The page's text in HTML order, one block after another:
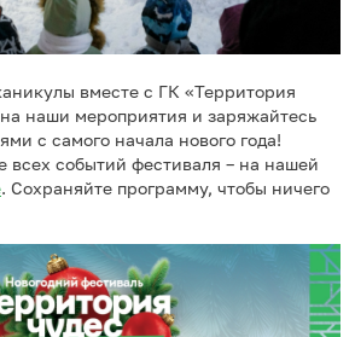
вместе с ГК «Территория
наши мероприятия и заряжайтесь
с самого начала нового года!
всех событий фестиваля – на нашей
. Сохраняйте программу, чтобы ничего